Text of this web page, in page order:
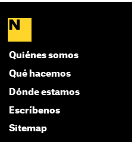
Quiénes somos
Qué hacemos
Dónde estamos
Escríbenos
Sitemap